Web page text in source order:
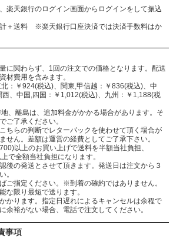
楽天銀行のログイン画面からログインをして振込
＋送料 ※楽天銀行口座決済では決済手数料はか
に関わらず、1回の注文での価格となります。配送
材費用を含みます。
：￥924(税込)、関東,甲信越：￥836(税込)、中
、中国,四国：￥1,012(税込)、九州：￥1,188(税
離島は、追加料金がかかる場合があります。そ
ご了承ください。
ちらの判断でレターパックを使わせて頂く場合が
せん。差額は運営の経費としてご了承下さい。
以上のお買い上げで送料を半額当社負担、
で全額当社負担になります。
後の発送とさせて頂きます。発送日は注文から３
。
ご指定ください。※到着の確約ではありません。
な限り最短で送ります。
かります。指定日遅れによるキャンセルは余程で
余裕がない場合、電話で注文してください。
事項